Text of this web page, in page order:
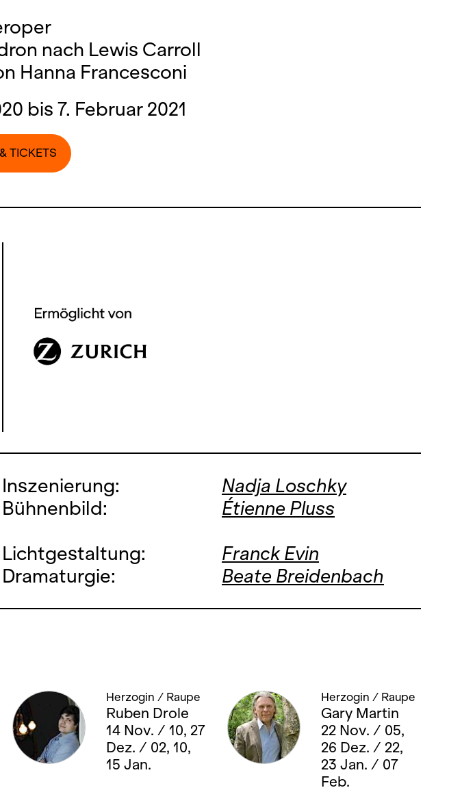
nach Lewis Carroll
Hanna Francesconi
bis 7. Februar 2021
TICKETS
Inszenierung:
Nadja Loschky
Bühnenbild: Étienne Pluss
Lichtgestaltung:
Franck Evin
Dramaturgie: Beate Breidenbach
Herzogin / Raupe
Ruben Drole
14 Nov. / 10, 27
Dez. / 02, 10,
15 Jan.
Herzogin / Raupe
Gary Martin
22 Nov. / 05,
26 Dez. / 22,
23 Jan. / 07
Feb.